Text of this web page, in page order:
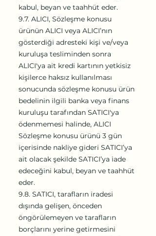
kabul, beyan ve taahhüt eder.
9.7. ALICI, Sözleşme konusu
ürünün ALICI veya ALICI’nın
gösterdiği adresteki kişi ve/veya
kuruluşa tesliminden sonra
ALICI'ya ait kredi kartının yetkisiz
kişilerce haksız kullanılması
sonucunda sözleşme konusu ürün
bedelinin ilgili banka veya finans
kuruluşu tarafından SATICI'ya
ödenmemesi halinde, ALICI
Sözleşme konusu ürünü 3 gün
içerisinde nakliye gideri SATICI’ya
ait olacak şekilde SATICI’ya iade
edeceğini kabul, beyan ve taahhüt
eder.
9.8. SATICI, tarafların iradesi
dışında gelişen, önceden
öngörülemeyen ve tarafların
borçlarını yerine getirmesini